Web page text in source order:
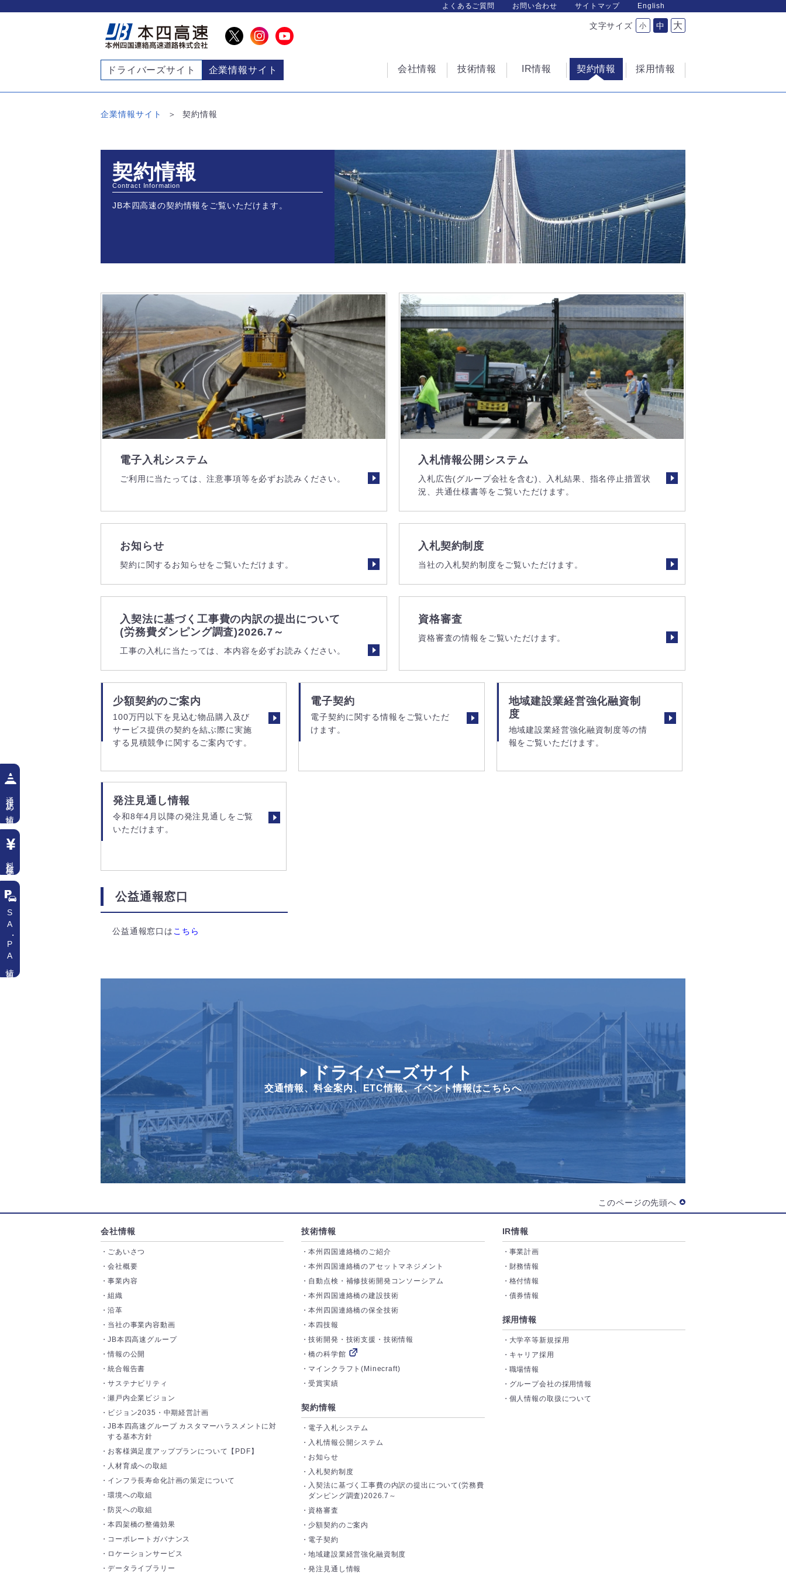
よくあるご質問 お問い合わせ サイトマップ English
ドライバーズサイト 企業情報サイト
文字サイズ 小 中 大
会社情報 技術情報 IR情報 契約情報 採用情報
企業情報サイト 契約情報
契約情報
Contract Information
JB本四高速の契約情報をご覧いただけます。
電子入札システム
ご利用に当たっては、注意事項等を必ずお読みください。
入札情報公開システム
入札広告(グループ会社を含む)、入札結果、指名停止措置状
況、共通仕様書等をご覧いただけます。
お知らせ
契約に関するお知らせをご覧いただけます。
入札契約制度
当社の入札契約制度をご覧いただけます。
入契法に基づく工事費の内訳の提出について
(労務費ダンピング調査)2026.7～
工事の入札に当たっては、本内容を必ずお読みください。
資格審査
資格審査の情報をご覧いただけます。
少額契約のご案内
100万円以下を見込む物品購入及び
サービス提供の契約を結ぶ際に実施
する見積競争に関するご案内です。
電子契約
電子契約に関する情報をご覧いただ
けます。
地域建設業経営強化融資制
度
地域建設業経営強化融資制度等の情
報をご覧いただけます。
発注見通し情報
令和8年4月以降の発注見通しをご覧
いただけます。
公益通報窓口
公益通報窓口は こちら
ドライバーズサイト
交通情報、料金案内、 ETC情報、イベント情報はこちらへ
このページの先頭へ
会社情報
ごあいさつ
会社概要
事業内容
組織
沿革
当社の事業内容動画
JB本四高速グループ
情報の公開
統合報告書
サステナビリティ
瀬戸内企業ビジョン
ビジョン2035・中期経営計画
JB本四高速グループ カスタマーハラスメントに対
する基本方針
お客様満足度アッププランについて【PDF】
人材育成への取組
インフラ長寿命化計画の策定について
環境への取組
防災への取組
本四架橋の整備効果
コーポレートガバナンス
ロケーションサービス
データライブラリー
技術情報
本州四国連絡橋のご紹介
本州四国連絡橋のアセットマネジメント
自動点検・補修技術開発コンソーシアム
本州四国連絡橋の建設技術
本州四国連絡橋の保全技術
本四技報
技術開発・技術支援・技術情報
橋の科学館
マインクラフト(Minecraft)
受賞実績
契約情報
電子入札システム
入札情報公開システム
お知らせ
入札契約制度
入契法に基づく工事費の内訳の提出について(労務費
ダンピング調査)2026.7～
資格審査
少額契約のご案内
電子契約
地域建設業経営強化融資制度
発注見通し情報
IR情報
事業計画
財務情報
格付情報
債券情報
採用情報
大学卒等新規採用
キャリア採用
職場情報
グループ会社の採用情報
個人情報の取扱について
通行止め情報
料金検索
SA
・
PA情報